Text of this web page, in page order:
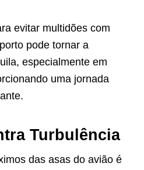
evitar multidões com
pode tornar a
especialmente em
uma jornada
Turbulência
das asas do avião é